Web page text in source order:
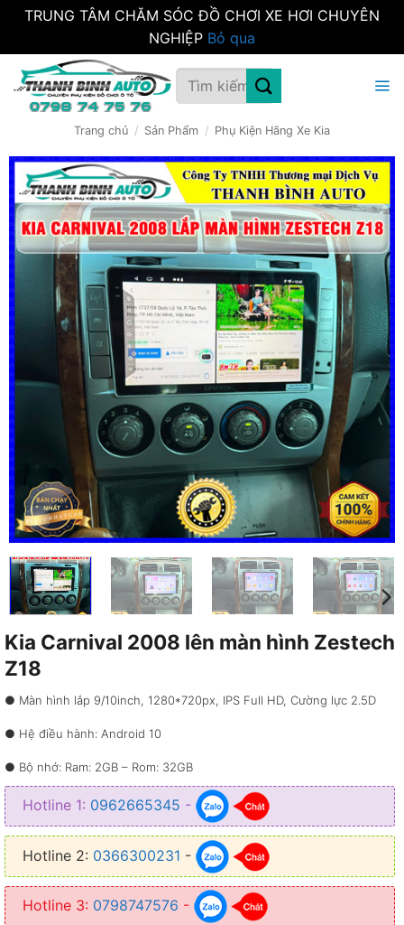
TRUNG TÂM CHĂM SÓC ĐỒ CHƠI XE HƠI CHUYÊN
NGHIỆP Bỏ qua
qua
Tìm
kiếm:
Trang chủ / Sản Phẩm / Phụ Kiện Hãng Xe Kia
Kia Carnival 2008 lên màn hình Zestech
Z18
● Màn hình lắp 9/10inch, 1280*720px, IPS Full HD, Cường lực 2.5D
● Hệ điều hành: Android 10
● Bộ nhớ: Ram: 2GB – Rom: 32GB
● CPU: UIS8581
● Chip: Octa-care ARM CortexTM A55
● Main: 1.6Hz
● Kết nối được Wifi, Bluetooth, Sim 4G
Hotline 1: 0962665345 -
Hotline 2: 0366300231 -
Hotline 3: 0798747576 -